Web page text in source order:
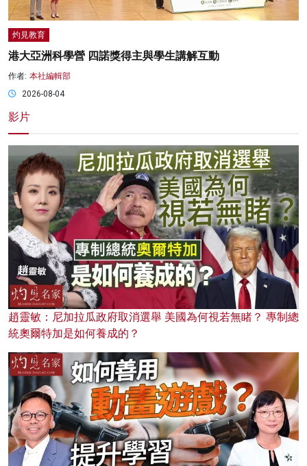
灼見教育
港大亞洲科學營 四諾獎得主與學生講解互動
作者: 本社編輯部
2026-08-04
影片
趙靈敏：尼加拉瓜政府取消選舉 美國為何視若無睹？ 專制總
統奧爾特加是如何養成的？